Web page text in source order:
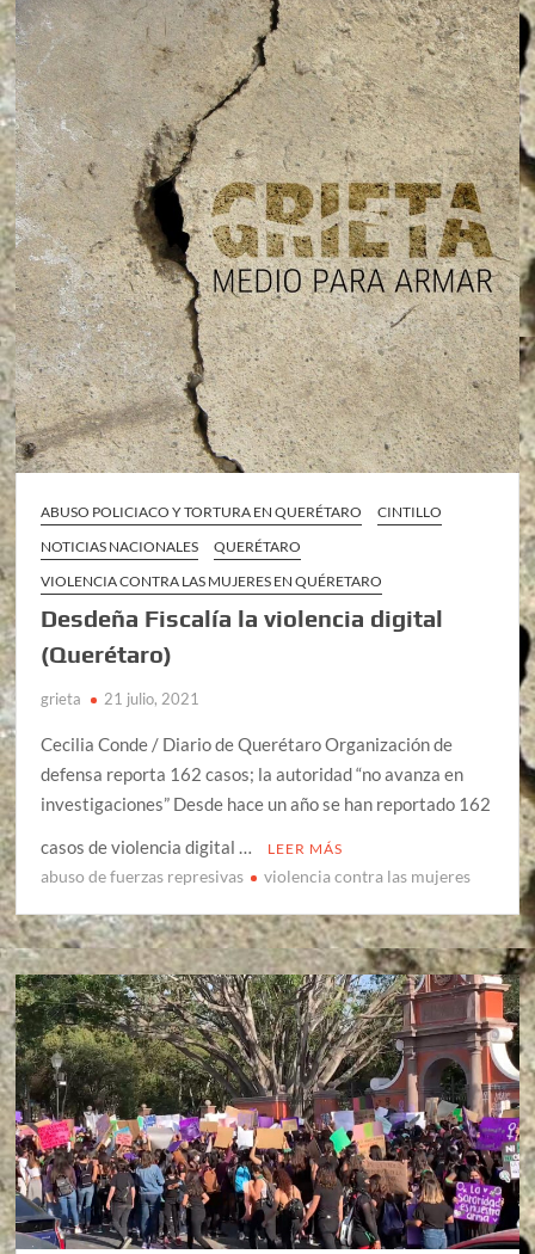
ABUSO POLICIACO Y TORTURA EN QUERÉTARO
CINTILLO
NOTICIAS NACIONALES
QUERÉTARO
VIOLENCIA CONTRA LAS MUJERES EN QUÉRETARO
Desdeña Fiscalía la violencia digital
(Querétaro)
grieta 21 julio, 2021
Cecilia Conde / Diario de Querétaro Organización de
defensa reporta 162 casos; la autoridad “no avanza en
investigaciones” Desde hace un año se han reportado 162
casos de violencia digital …
LEER MÁS
abuso de fuerzas represivas violencia contra las mujeres